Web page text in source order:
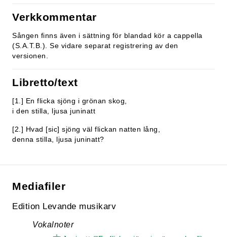
Verkkommentar
Sången finns även i sättning för blandad kör a cappella
(S.A.T.B.). Se vidare separat registrering av den
versionen.
Libretto/text
[1.] En flicka sjöng i grönan skog,
i den stilla, ljusa juninatt
[2.] Hvad [sic] sjöng väl flickan natten lång,
denna stilla, ljusa juninatt?
Mediafiler
Edition Levande musikarv
Vokalnoter